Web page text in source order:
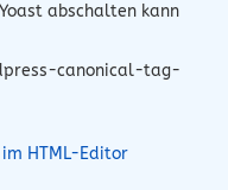
abschalten kann
canonical-tag-
HTML-Editor